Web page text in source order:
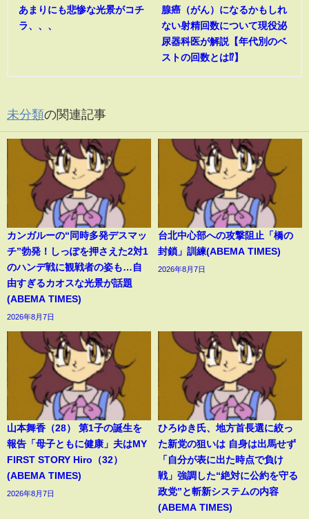
あまりにも悲惨な光景がコチ
ラ、、、
腺癌（がん）になるかもしれ
ない射精回数について現役泌
尿器科医が解説【年代別のベ
ストの回数とは⁉︎】
未分類の関連記事
カンガルーの“同時多発デスマッ
チ”勃発！しっぽを押さえた2対1
のハンデ戦に観戦者の姿も…自
由すぎるカオスな光景が話題
(ABEMA TIMES)
2026年8月7日
台北中心部への攻撃阻止「橋の
封鎖」訓練(ABEMA TIMES)
2026年8月7日
山本舞香（28） 第1子の誕生を
報告「母子ともに健康」夫はMY
FIRST STORY Hiro（32）
(ABEMA TIMES)
2026年8月7日
ひろゆき氏、地方首長選に絞っ
た新党の狙いは 自身は出馬せず
「自分が表に出た時点で負け
戦」強調した“絶対に公約を守る
政党”と斬新システムの内容
(ABEMA TIMES)